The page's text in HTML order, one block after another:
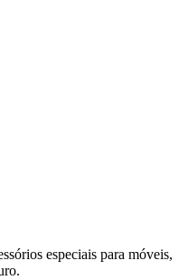
especiais para móveis,